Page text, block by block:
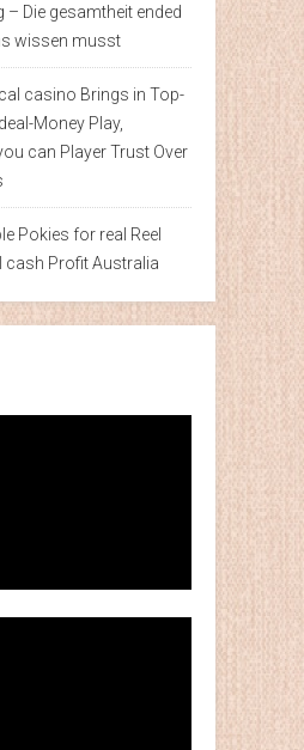
– Die gesamtheit ended
wissen musst
casino Brings in Top-
Money Play,
can Player Trust Over
Pokies for real Reel
cash Profit Australia